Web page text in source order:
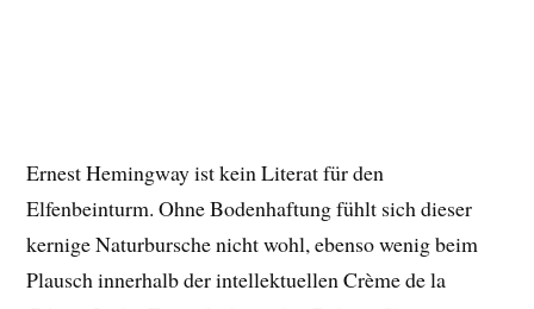
Ernest Hemingway ist kein Literat für den
Elfenbeinturm. Ohne Bodenhaftung fühlt sich dieser
kernige Naturbursche nicht wohl, ebenso wenig beim
Plausch innerhalb der intellektuellen Crème de la